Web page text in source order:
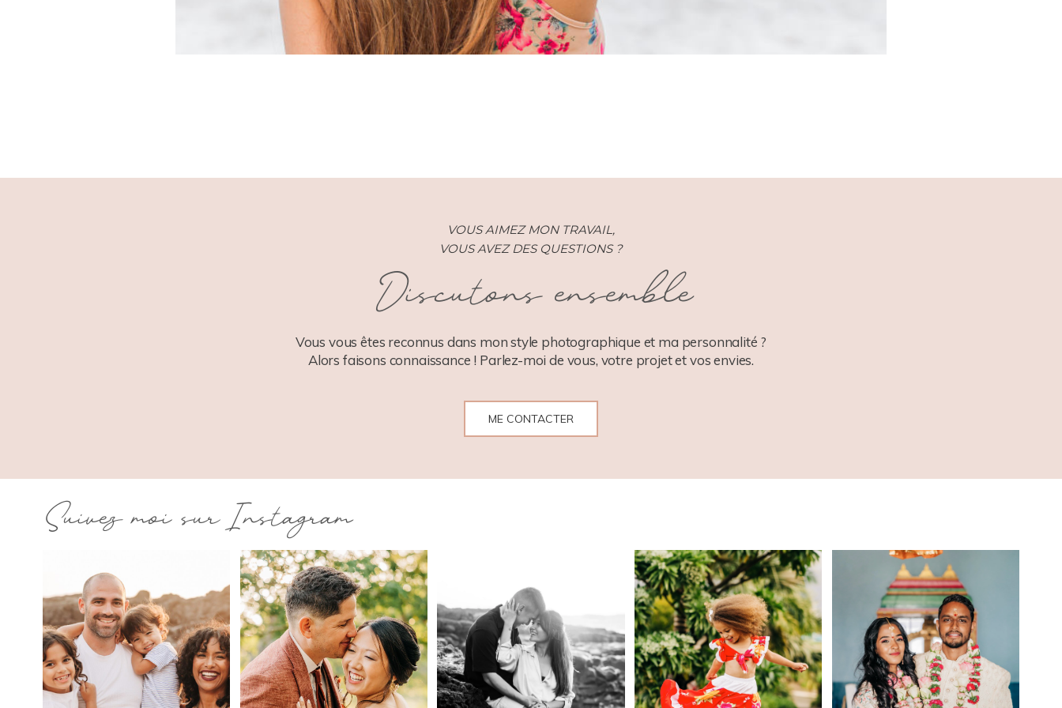
VOUS AIMEZ MON TRAVAIL,
VOUS AVEZ DES QUESTIONS ?
Discutons ensemble
Vous vous êtes reconnus dans mon style photographique et ma personnalité ?
Alors faisons connaissance ! Parlez-moi de vous, votre projet et vos envies.
ME CONTACTER
Suivez moi sur Instagram